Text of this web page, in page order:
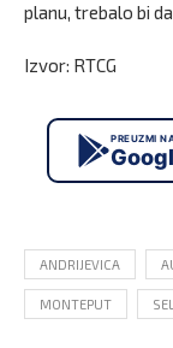
planu, trebalo bi
Izvor: RTCG
PREUZMI
ANDRIJEVICA
MONTEPUT